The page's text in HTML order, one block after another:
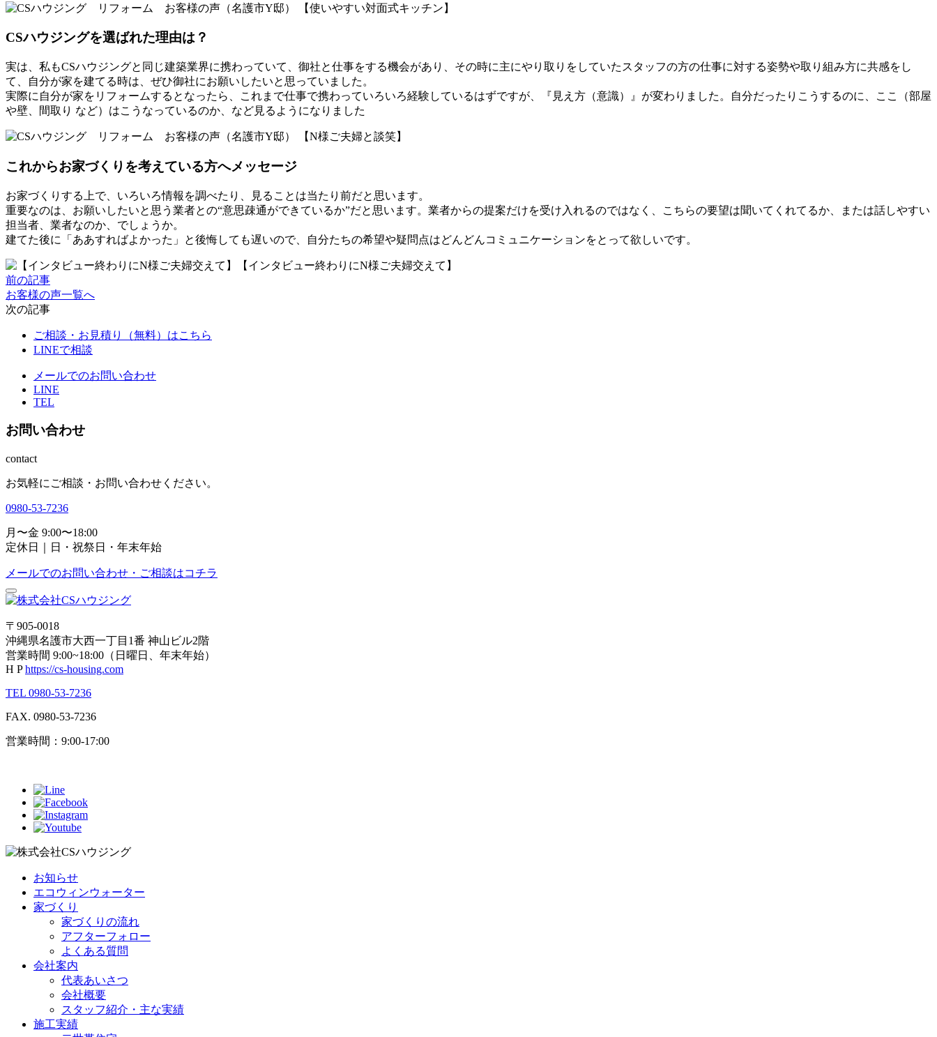
【使いやすい対面式キッチン】
CSハウジングを選ばれた理由は？
実は、私もCSハウジングと同じ建築業界に携わっていて、御社と仕事をする機会があり、その時に主にやり取りをしていたスタッフの方の仕事に対する姿勢や取り組み方に共感をし
て、自分が家を建てる時は、ぜひ御社にお願いしたいと思っていました。
実際に自分が家をリフォームするとなったら、これまで仕事で携わっていろいろ経験しているはずですが、『見え方（意識）』が変わりました。自分だったりこうするのに、ここ（部屋
や壁、間取り など）はこうなっているのか、など見るようになりました
【N様ご夫婦と談笑】
これからお家づくりを考えている方へメッセージ
お家づくりする上で、いろいろ情報を調べたり、見ることは当たり前だと思います。
重要なのは、お願いしたいと思う業者との“意思疎通ができているか”だと思います。業者からの提案だけを受け入れるのではなく、こちらの要望は聞いてくれてるか、または話しやすい
担当者、業者なのか、でしょうか。
建てた後に「ああすればよかった」と後悔しても遅いので、自分たちの希望や疑問点はどんどんコミュニケーションをとって欲しいです。
【インタビュー終わりにN様ご夫婦交えて】
前の記事
お客様の声一覧へ
次の記事
ご相談・お見積り（無料）はこちら
LINEで相談
メールでのお問い合わせ
LINE
TEL
お問い合わせ
contact
お気軽にご相談・お問い合わせください。
0980-53-7236
月〜金 9:00〜18:00
定休日｜日・祝祭日・年末年始
メールでのお問い合わせ・ご相談はコチラ
〒905-0018
沖縄県名護市大西一丁目1番 神山ビル2階
営業時間 9:00~18:00（日曜日、年末年始）
H Phttps://cs-housing.com
TEL 0980-53-7236
FAX. 0980-53-7236
営業時間：9:00-17:00
お知らせ
エコウィンウォーター
家づくり
家づくりの流れ
アフターフォロー
よくある質問
会社案内
代表あいさつ
会社概要
スタッフ紹介・主な実績
施工実績